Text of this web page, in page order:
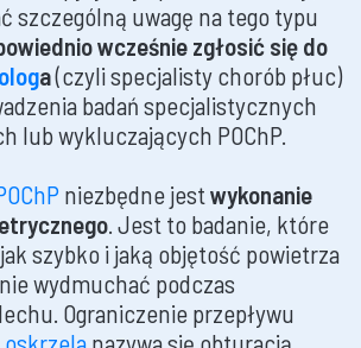
szczególną uwagę na tego typu
wcześnie zgłosić się do
a(czyli specjalisty chorób płuc)
badań specjalistycznych
lub wykluczających POChP.
niezbędne jest wykonanie
. Jest to badanie, które
szybko i jaką objętość powietrza
wydmuchać podczas
Ograniczenie przepływu